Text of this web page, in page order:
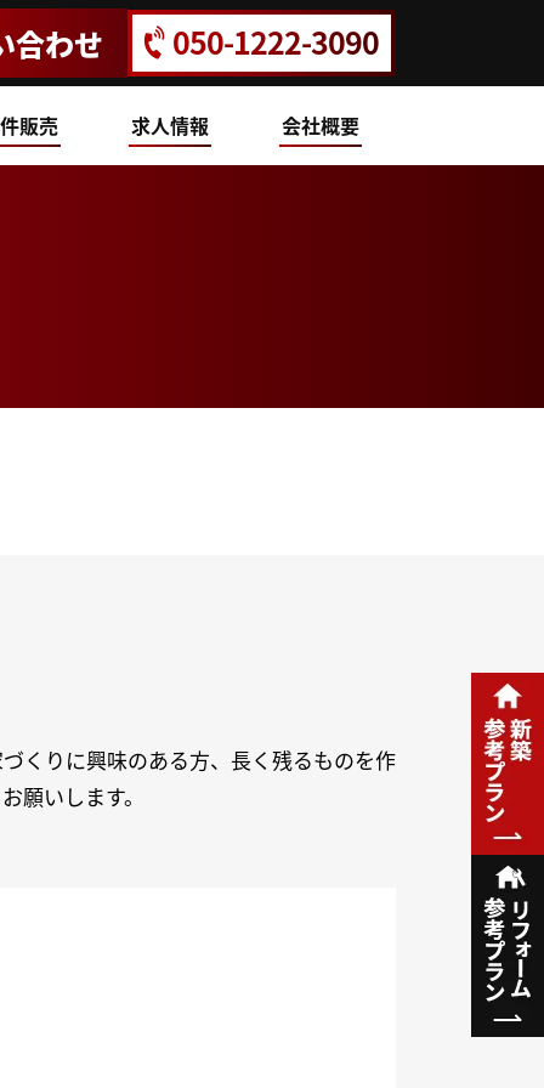
合わせ 050-1222-3090
販売 求人情報 会社概要
くりに興味のある方、長く残るものを作
願いします。